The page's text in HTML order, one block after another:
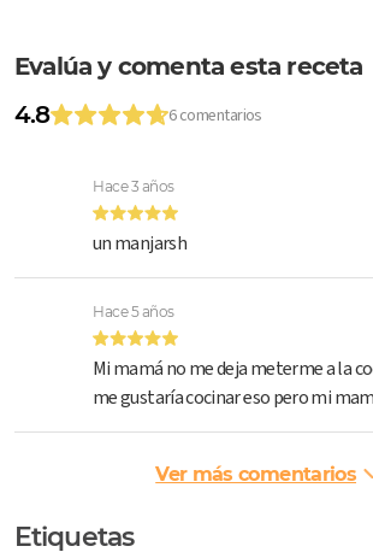
Evalúa y comenta esta receta
4.8
6 comentarios
Hace 3 años
un manjarsh
Hace 5 años
Mi mamá no me deja meterme a la
me gustaría cocinar eso pero mi
Ver más comentarios
Etiquetas